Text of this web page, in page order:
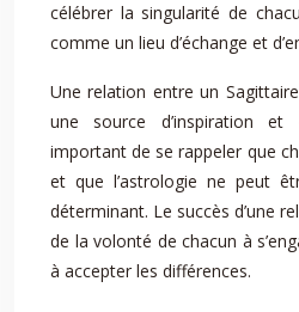
célébrer la singularité de
comme un lieu d’échange et
Une relation entre un
une source d’inspiration
important de se rappeler que
et que l’astrologie ne peut
déterminant. Le succès d’une
de la volonté de chacun à
à accepter les différences.